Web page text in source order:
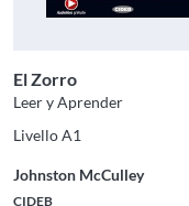
El Zorro
Leer y Aprender
Livello A1
Johnston McCulley
CIDEB